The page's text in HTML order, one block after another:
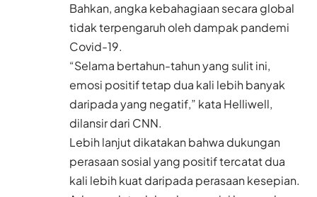
Bahkan, angka kebahagiaan secara global
tidak terpengaruh oleh dampak pandemi
Covid-19.
“Selama bertahun-tahun yang sulit ini,
emosi positif tetap dua kali lebih banyak
daripada yang negatif,” kata Helliwell,
dilansir dari CNN.
Lebih lanjut dikatakan bahwa dukungan
perasaan sosial yang positif tercatat dua
kali lebih kuat daripada perasaan kesepian.